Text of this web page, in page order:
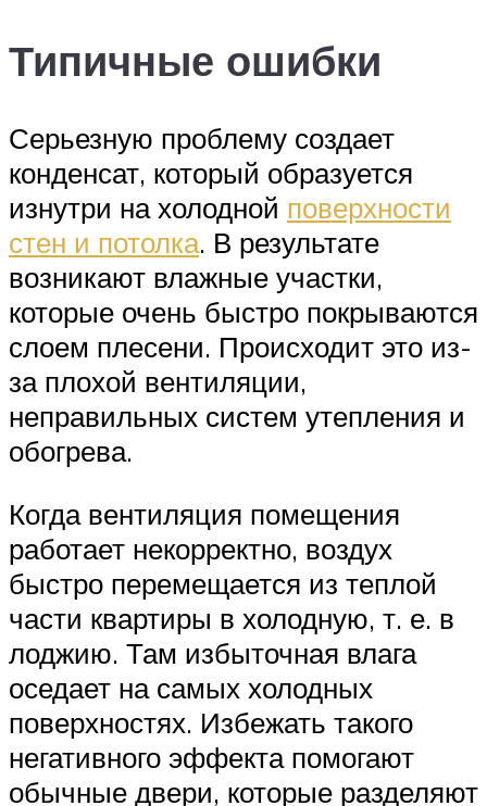
Типичные ошибки
Серьезную проблему создает
конденсат, который образуется
изнутри на холодной поверхности
стен и потолка. В результате
возникают влажные участки,
которые очень быстро покрываются
слоем плесени. Происходит это из-
за плохой вентиляции,
неправильных систем утепления и
обогрева.
Когда вентиляция помещения
работает некорректно, воздух
быстро перемещается из теплой
части квартиры в холодную, т. е. в
лоджию. Там избыточная влага
оседает на самых холодных
поверхностях. Избежать такого
негативного эффекта помогают
обычные двери, которые разделяют